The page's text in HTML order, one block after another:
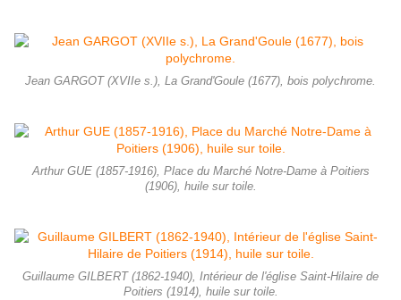
Jean GARGOT (XVIIe s.), La Grand'Goule (1677), bois polychrome.
Arthur GUE (1857-1916), Place du Marché Notre-Dame à Poitiers
(1906), huile sur toile.
Guillaume GILBERT (1862-1940), Intérieur de l'église Saint-Hilaire de
Poitiers (1914), huile sur toile.